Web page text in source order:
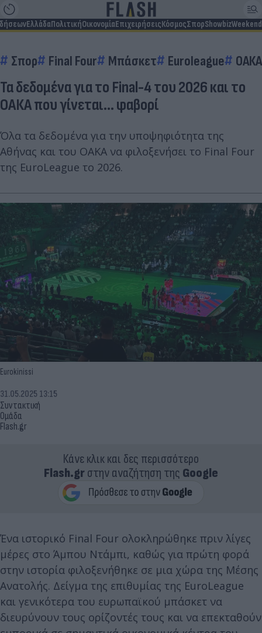
ΕλλάδαΠολιτικήΟικονομίαΕπιχειρήσειςΚόσμοςΣπορShowbizWeekend
Σπορ Final Four Μπάσκετ Euroleague ΟΑΚΑ
Τα δεδομένα για το Final-4 του 2026 και το
ΟΑΚΑ που γίνεται... φαβορί
Όλα τα δεδομένα για την υποψηφιότητα της
Αθήνας και του ΟΑΚΑ να φιλοξενήσει το Final Four
της EuroLeague το 2026.
Eurokinissi
Συντακτική
Ομάδα
Flash.gr
31.05.2025 13:15
Κάνε κλικ και δες περισσότερο
Flash.grστην αναζήτηση της Google
Ένα ιστορικό Final Four ολοκληρώθηκε πριν λίγες
μέρες στο Άμπου Ντάμπι, καθώς για πρώτη φορά
στην ιστορία φιλοξενήθηκε σε μια χώρα της Μέσης
Ανατολής. Δείγμα της επιθυμίας της EuroLeague
και γενικότερα του ευρωπαϊκού μπάσκετ να
διευρύνουν τους ορίζοντές τους και να επεκταθούν